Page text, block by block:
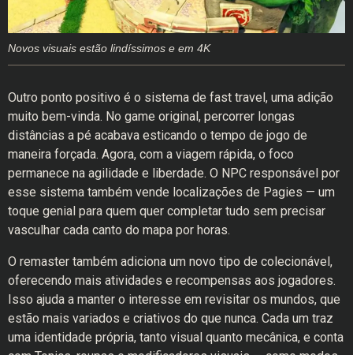
Novos visuais estão lindíssimos e em 4K
Outro ponto positivo é o sistema de fast travel, uma adição
muito bem-vinda. No game original, percorrer longas
distâncias a pé acabava esticando o tempo de jogo de
maneira forçada. Agora, com a viagem rápida, o foco
permanece na agilidade e liberdade. O NPC responsável por
esse sistema também vende localizações de Pagies — um
toque genial para quem quer completar tudo sem precisar
vasculhar cada canto do mapa por horas.
O remaster também adiciona um novo tipo de colecionável,
oferecendo mais atividades e recompensas aos jogadores.
Isso ajuda a manter o interesse em revisitar os mundos, que
estão mais variados e criativos do que nunca. Cada um traz
uma identidade própria, tanto visual quanto mecânica, e conta